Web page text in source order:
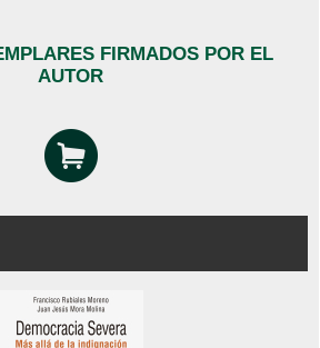
FIRMADOS POR EL
AUTOR